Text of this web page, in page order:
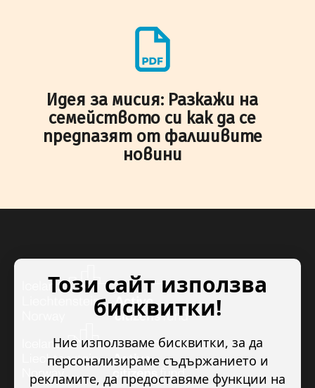
Идея за мисия: Разкажи на
семейството си как да се
предпазят от фалшивите
новини
Този сайт използва
бисквитки!
Ние използваме бисквитки, за да
персонализираме съдържанието и
рекламите, да предоставяме функции на